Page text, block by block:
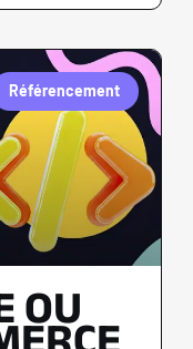
Référencement
OU